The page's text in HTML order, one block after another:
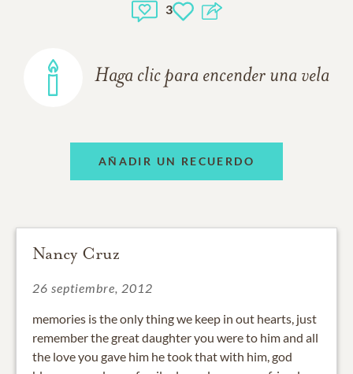
3
Haga clic para encender una vela
AÑADIR UN RECUERDO
Nancy Cruz
26 septiembre, 2012
memories is the only thing we keep in out hearts, just
remember the great daughter you were to him and all
the love you gave him he took that with him, god